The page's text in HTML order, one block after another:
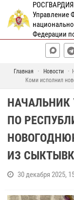
РОСГВАРДИЯ
Управление
Федерации
Главная Новости
Коми исполнил
НАЧАЛЬНИК
ПО
ИЗ
30 декабря 2025,